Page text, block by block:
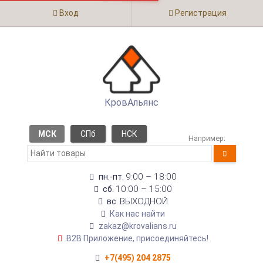
Вход Регистрация
КровАльянс
МСК СПб НСК Например:
пн.-пт. 9:00 – 18:00
сб. 10:00 – 15:00
вс. ВЫХОДНОЙ
Как нас найти
zakaz@krovalians.ru
B2B Приложение, присоединяйтесь!
+7(495) 204 2875